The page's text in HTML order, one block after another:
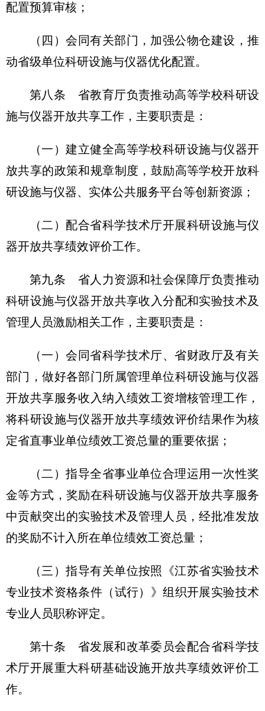
配置预算审核；
（四）会同有关部门，加强公物仓建设，推
动省级单位科研设施与仪器优化配置。
第八条 省教育厅负责推动高等学校科研设
施与仪器开放共享工作，主要职责是：
（一）建立健全高等学校科研设施与仪器开
放共享的政策和规章制度，鼓励高等学校开放科
研设施与仪器、实体公共服务平台等创新资源；
（二）配合省科学技术厅开展科研设施与仪
器开放共享绩效评价工作。
第九条 省人力资源和社会保障厅负责推动
科研设施与仪器开放共享收入分配和实验技术及
管理人员激励相关工作，主要职责是：
（一）会同省科学技术厅、省财政厅及有关
部门，做好各部门所属管理单位科研设施与仪器
开放共享服务收入纳入绩效工资增核管理工作，
将科研设施与仪器开放共享绩效评价结果作为核
定省直事业单位绩效工资总量的重要依据；
（二）指导全省事业单位合理运用一次性奖
金等方式，奖励在科研设施与仪器开放共享服务
中贡献突出的实验技术及管理人员，经批准发放
的奖励不计入所在单位绩效工资总量；
（三）指导有关单位按照《江苏省实验技术
专业技术资格条件（试行）》组织开展实验技术
专业人员职称评定。
第十条 省发展和改革委员会配合省科学技
术厅开展重大科研基础设施开放共享绩效评价工
作。